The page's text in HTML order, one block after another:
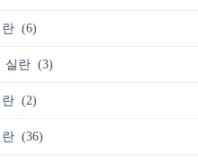
란 (6)
실란 (3)
란 (2)
란 (36)